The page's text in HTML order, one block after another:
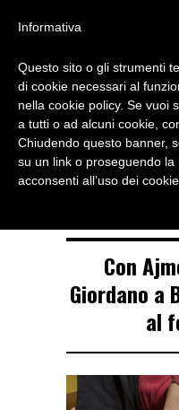
NOTIZIE DI DANZA IN
Con
Giordano a
al
Informativa
Questo sito o gli strumenti
di cookie necessari al
nella cookie policy. Se vuoi
a tutti o ad alcuni cookie,
Chiudendo questo banner,
su un link o proseguendo la
acconsenti all’uso dei cookie.